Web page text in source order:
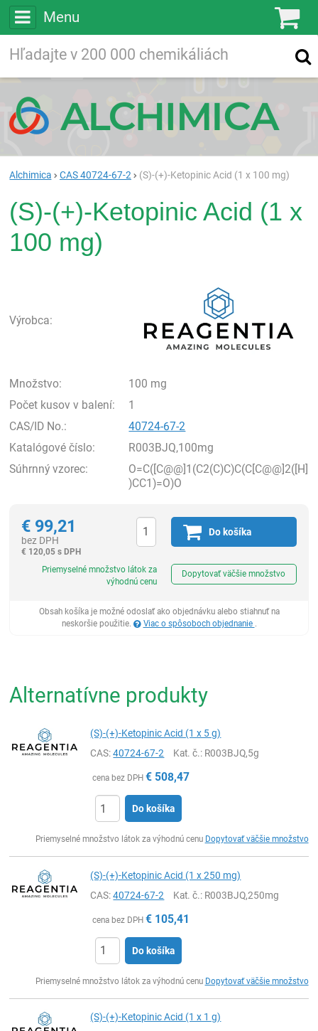
Menu
Vyhľadávanie
Alchimica CAS 40724-67-2 (S)-(+)-Ketopinic Acid (1 x 100 mg)
(S)-(+)-Ketopinic Acid (1 x
100 mg)
Výrobca:
Množstvo:
100 mg
Počet kusov v balení:
1
CAS/ID No.:
40724-67-2
Katalógové číslo:
R003BJQ,100mg
Súhrnný vzorec:
O=C([C@@]1(C2(C)C)C(C[C@@]2([H]
)CC1)=O)O
€ 99,21
bez DPH
€ 120,05 s DPH
Do košíka
Priemyselné množstvo látok za
výhodnú cenu
Dopytovať väčšie množstvo
Obsah košíka je možné odoslať ako objednávku alebo stiahnuť na
neskoršie použitie.
Viac o spôsoboch objednanie .
Alternatívne produkty
(S)-(+)-Ketopinic Acid (1 x 5 g)
CAS:40724-67-2 Kat. č.: R003BJQ,5g
cena bez DPH € 508,47
Do košíka
Priemyselné množstvo látok za výhodnú cenu Dopytovať väčšie množstvo
(S)-(+)-Ketopinic Acid (1 x 250 mg)
CAS:40724-67-2 Kat. č.: R003BJQ,250mg
cena bez DPH € 105,41
Do košíka
Priemyselné množstvo látok za výhodnú cenu Dopytovať väčšie množstvo
(S)-(+)-Ketopinic Acid (1 x 1 g)